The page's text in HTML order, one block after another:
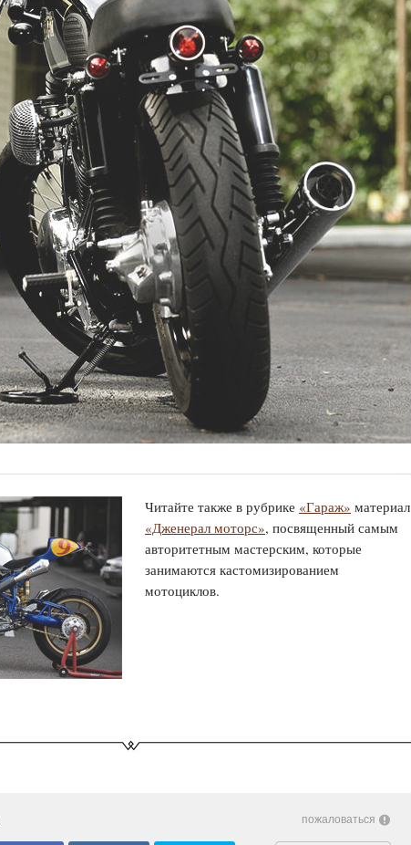
Читайте также в рубрике «Гараж» материал
«Дженерал моторс», посвященный самым
авторитетным мастерским, которые
занимаются кастомизированием
мотоциклов.
пожаловаться